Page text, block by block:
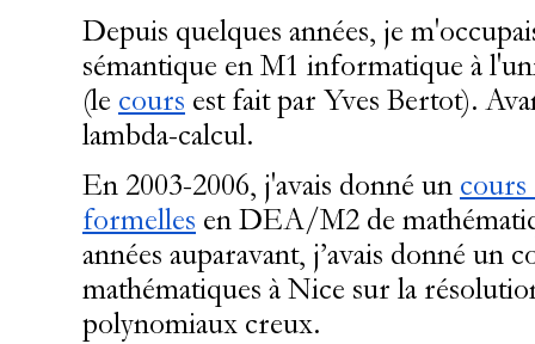
Depuis quelques années, je
sémantique en M1 informatique à
(le cours est fait par Yves Bertot).
lambda-calcul.
En 2003-2006, j'avais donné un cours
formelles en DEA/M2 de
années auparavant, j’avais donné un
mathématiques à Nice sur la
polynomiaux creux.